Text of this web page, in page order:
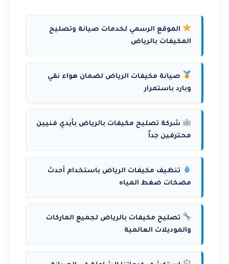
الموقع الرسمي لخدمات صيانة وتصليح
المكيفات بالرياض
صيانة مكيفات الرياض لضمان هواء نقي
وبارد باستمرار
شركة تصليح مكيفات بالرياض بأيدي فنيين
محترفين جداً
تنظيف مكيفات الرياض باستخدام أحدث
مضخات ضغط المياه
تصليح مكيفات بالرياض لجميع الماركات
والموديلات العالمية